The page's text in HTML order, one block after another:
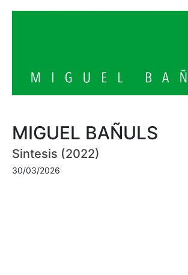
MIGUEL BAÑULS
Sintesis (2022)
30/03/2026